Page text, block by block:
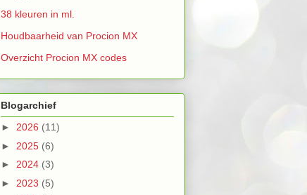
38 kleuren in ml.
Houdbaarheid van Procion MX
Overzicht Procion MX codes
Blogarchief
► 2026 (11)
► 2025 (6)
► 2024 (3)
► 2023 (5)